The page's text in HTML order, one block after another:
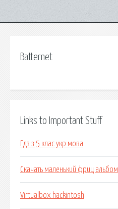
Batternet
Links to Important Stuff
Гдз з 5 клас укр мова
Скачать маленький фриц альбом
Virtualbox hackintosh